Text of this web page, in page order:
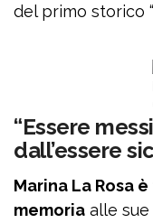
del primo storico
“Essere
dall’essere
Marina La Rosa
memoria alle sue